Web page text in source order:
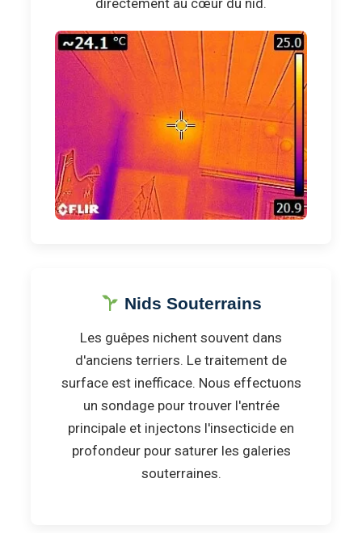
directement au cœur du nid.
Nids Souterrains
Les guêpes nichent souvent dans
d'anciens terriers. Le traitement de
surface est inefficace. Nous effectuons
un sondage pour trouver l'entrée
principale et injectons l'insecticide en
profondeur pour saturer les galeries
souterraines.